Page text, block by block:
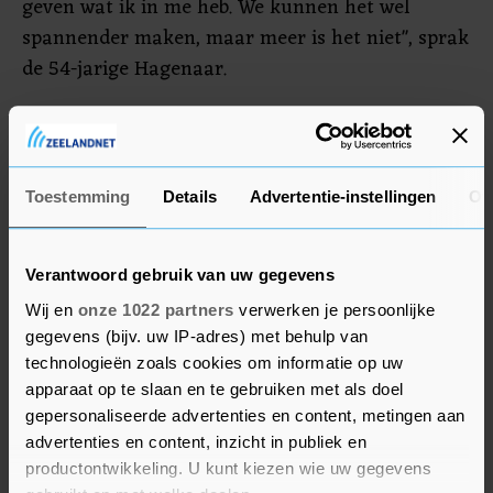
Toestemming Details Advertentie-instellingen
Verantwoord gebruik van uw gegevens
Wij en onze 1022 partners verwerken je persoonlijke
gegevens (bijv. uw IP-adres) met behulp van
technologieën zoals cookies om informatie op uw
apparaat op te slaan en te gebruiken met als doel
gepersonaliseerde advertenties en content, metingen aan
advertenties en content, inzicht in publiek en
productontwikkeling. U kunt kiezen wie uw gegevens
geven wat ik in me heb. We kunnen het wel
spannender maken, maar meer is het niet", sprak
de 54-jarige Hagenaar.
Afzijdig media
Orie hield zich de voorbije twee weken een beetje
afzijdig van de media. Dat wilde niet zeggen dat
meekreeg. "Soms irriteert het me wel eens. Ik heb
de vragen wel gehoord, hoor. Natuurlijk schiet
het wel eens door mijn hoofd dat ik hier nog geen
goud had. Maar ik wil daar niet mee in mijn
hoofd zitten. Doe ik dat wel, dan ben ik met
mezelf bezig en niet met die gasten."